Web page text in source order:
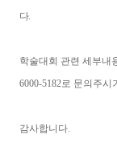
다.
학술대회 관련 세부내
6000-5182로 문의주시
감사합니다.